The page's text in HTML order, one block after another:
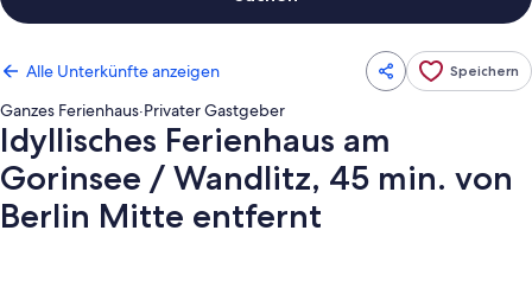
Alle Unterkünfte anzeigen Speichern
Ganzes Ferienhaus·Privater Gastgeber
Idyllisches Ferienhaus am
Gorinsee / Wandlitz, 45 min. von
Berlin Mitte entfernt